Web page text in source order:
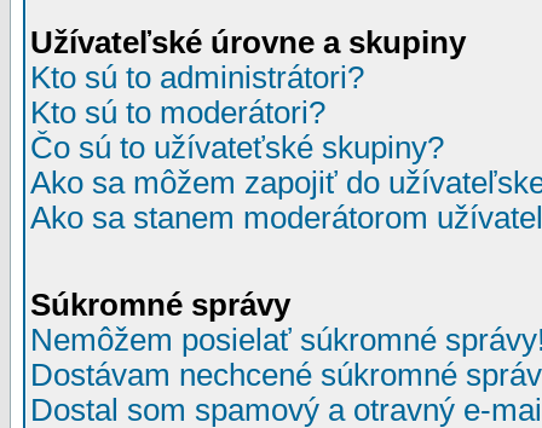
Užívateľské úrovne a skupiny
Kto sú to administrátori?
Kto sú to moderátori?
Čo sú to užívateťské skupiny?
Ako sa môžem zapojiť do
Ako sa stanem moderátorom
Súkromné správy
Nemôžem posielať súkromné
Dostávam nechcené súkromné
Dostal som spamový a otravný e-